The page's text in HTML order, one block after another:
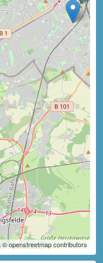
© openstreetmap contributors